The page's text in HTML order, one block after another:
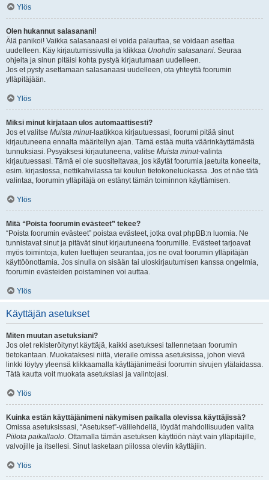
Ylös
Olen hukannut salasanani!
Älä panikoi! Vaikka salasanaasi ei voida palauttaa, se voidaan asettaa
uudelleen. Käy kirjautumissivulla ja klikkaa Unohdin salasanani. Seuraa
ohjeita ja sinun pitäisi kohta pystyä kirjautumaan uudelleen.
Jos et pysty asettamaan salasanaasi uudelleen, ota yhteyttä foorumin
ylläpitäjään.
Ylös
Miksi minut kirjataan ulos automaattisesti?
Jos et valitse Muista minut-laatikkoa kirjautuessasi, foorumi pitää sinut
kirjautuneena ennalta määritellyn ajan. Tämä estää muita väärinkäyttämästä
tunnuksiasi. Pysyäksesi kirjautuneena, valitse Muista minut-valinta
kirjautuessasi. Tämä ei ole suositeltavaa, jos käytät foorumia jaetulta koneelta,
esim. kirjastossa, nettikahvilassa tai koulun tietokoneluokassa. Jos et näe tätä
valintaa, foorumin ylläpitäjä on estänyt tämän toiminnon käyttämisen.
Ylös
Mitä “Poista foorumin evästeet” tekee?
“Poista foorumin evästeet” poistaa evästeet, jotka ovat phpBB:n luomia. Ne
tunnistavat sinut ja pitävät sinut kirjautuneena foorumille. Evästeet tarjoavat
myös toimintoja, kuten luettujen seurantaa, jos ne ovat foorumin ylläpitäjän
käyttöönottamia. Jos sinulla on sisään tai uloskirjautumisen kanssa ongelmia,
foorumin evästeiden poistaminen voi auttaa.
Ylös
Käyttäjän asetukset
Miten muutan asetuksiani?
Jos olet rekisteröitynyt käyttäjä, kaikki asetuksesi tallennetaan foorumin
tietokantaan. Muokataksesi niitä, vieraile omissa asetuksissa, johon vievä
linkki löytyy yleensä klikkaamalla käyttäjänimeäsi foorumin sivujen ylälaidassa.
Tätä kautta voit muokata asetuksiasi ja valintojasi.
Ylös
Kuinka estän käyttäjänimeni näkymisen paikalla olevissa käyttäjissä?
Omissa asetuksissasi, “Asetukset”-välilehdellä, löydät mahdollisuuden valita
Piilota paikallaolo. Ottamalla tämän asetuksen käyttöön näyt vain ylläpitäjille,
valvojille ja itsellesi. Sinut lasketaan piilossa oleviin käyttäjiin.
Ylös